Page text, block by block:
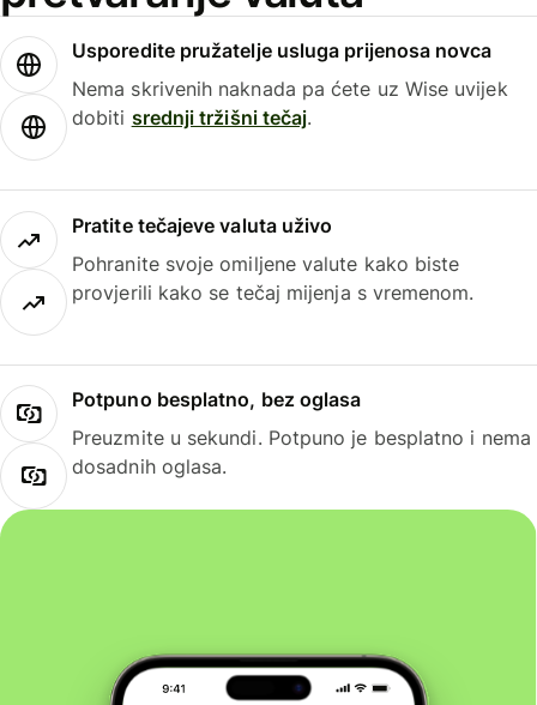
Usporedite pružatelje usluga prijenosa novca
Nema skrivenih naknada pa ćete uz Wise uvijek
dobiti srednji tržišni tečaj.
Pratite tečajeve valuta uživo
Pohranite svoje omiljene valute kako biste
provjerili kako se tečaj mijenja s vremenom.
Potpuno besplatno, bez oglasa
Preuzmite u sekundi. Potpuno je besplatno i nema
dosadnih oglasa.